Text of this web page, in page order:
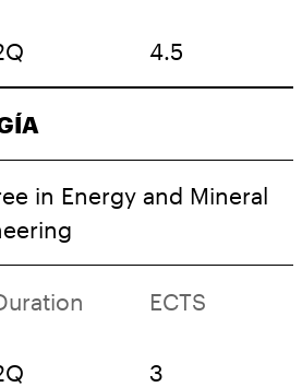
4.5
in Energy and Mineral
ECTS
3